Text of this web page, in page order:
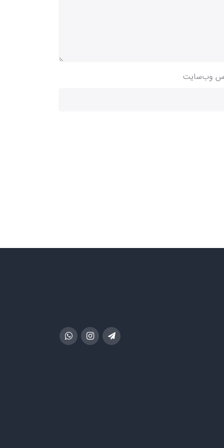
وب‌سایت